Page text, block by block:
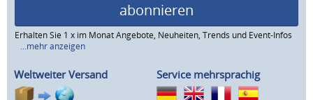
abonnieren
Erhalten Sie 1 x im Monat Angebote, Neuheiten, Trends und Event-Infos
...mehr anzeigen
Weltweiter Versand Service mehrsprachig